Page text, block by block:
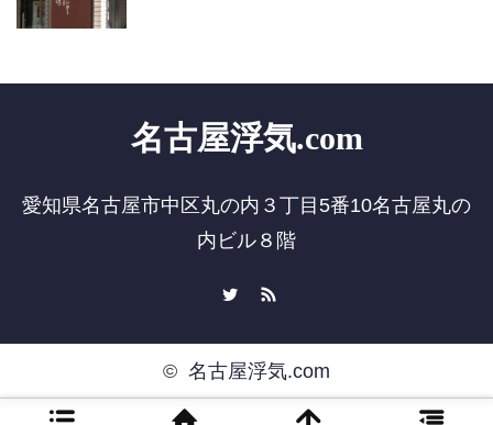
名古屋浮気.com
愛知県名古屋市中区丸の内３丁目5番10名古屋丸の
内ビル８階
© 名古屋浮気.com